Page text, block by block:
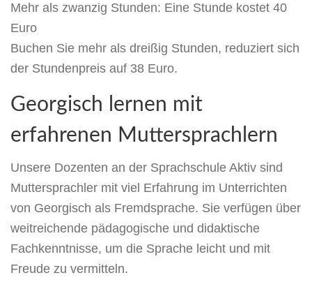
Mehr als zwanzig Stunden: Eine Stunde kostet 40
Euro
Buchen Sie mehr als dreißig Stunden, reduziert sich
der Stundenpreis auf 38 Euro.
Georgisch lernen mit
erfahrenen Muttersprachlern
Unsere Dozenten an der Sprachschule Aktiv sind
Muttersprachler mit viel Erfahrung im Unterrichten
von Georgisch als Fremdsprache. Sie verfügen über
weitreichende pädagogische und didaktische
Fachkenntnisse, um die Sprache leicht und mit
Freude zu vermitteln.